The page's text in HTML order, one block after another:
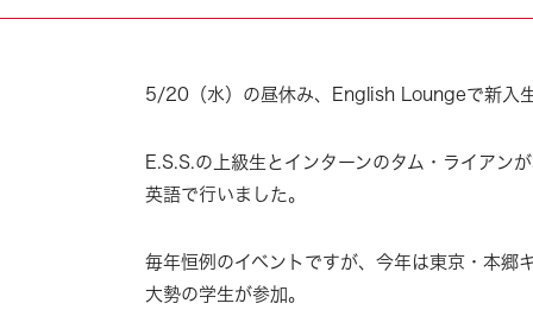
5/20（水）の昼休み、English Loungeで新入
E.S.S.の上級生とインターンのタム・ライアン
英語で行いました。
毎年恒例のイベントですが、今年は東京・本郷
大勢の学生が参加。